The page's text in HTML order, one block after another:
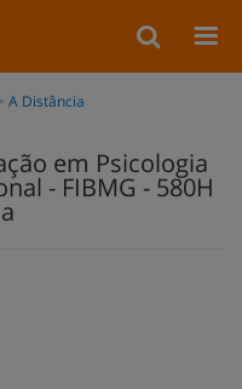
A Distância
em Psicologia
- FIBMG - 580H